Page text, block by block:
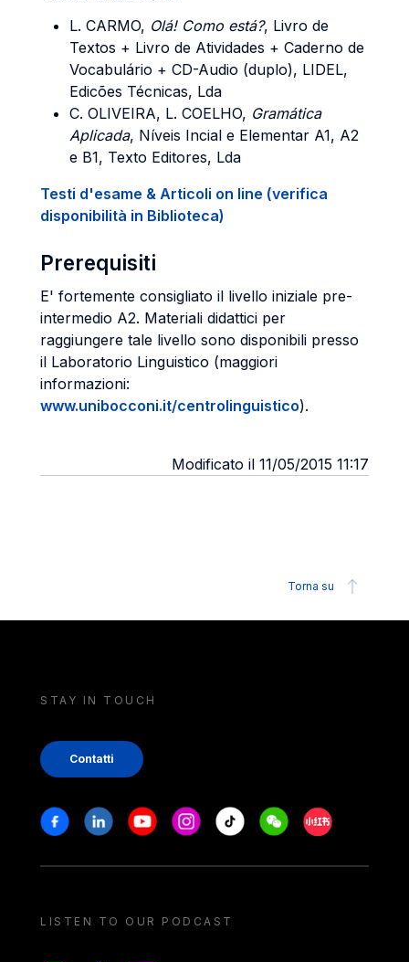
L. CARMO, Olá! Como está?, Livro de
Textos + Livro de Atividades + Caderno de
Vocabulário + CD-Audio (duplo), LIDEL,
Edicões Técnicas, Lda
C. OLIVEIRA, L. COELHO, Gramática
Aplicada, Níveis Incial e Elementar A1, A2
e B1, Texto Editores, Lda
Testi d'esame & Articoli on line (verifica
disponibilità in Biblioteca)
Prerequisiti
E' fortemente consigliato il livello iniziale pre-
intermedio A2. Materiali didattici per
raggiungere tale livello sono disponibili presso
il Laboratorio Linguistico (maggiori
informazioni:
www.unibocconi.it/centrolinguistico).
Modificato il 11/05/2015 11:17
Torna su
STAY IN TOUCH
Contatti
Stay in touch
FacebookLinkedinYoutubeInstagram
Tiktok WeechatXiaohongshu/
LISTEN TO OUR PODCAST